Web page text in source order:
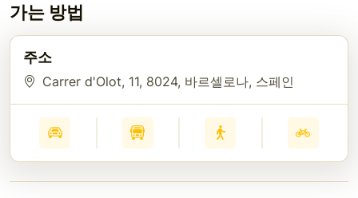
가는 방법
주소
Carrer d'Olot, 11, 8024, 바르셀로나, 스페인